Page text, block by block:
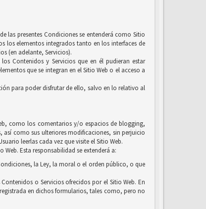
las presentes Condiciones se entenderá como Sitio
los elementos integrados tanto en los interfaces de
(en adelante, Servicios).
Contenidos y Servicios que en él pudieran estar
que se integran en el Sitio Web o el acceso a
para poder disfrutar de ello, salvo en lo relativo al
como los comentarios y/o espacios de blogging,
así como sus ulteriores modificaciones, sin perjuicio
leerlas cada vez que visite el Sitio Web.
Esta responsabilidad se extenderá a:
la Ley, la moral o el orden público, o que
o Servicios ofrecidos por el Sitio Web. En
en dichos formularios, tales como, pero no